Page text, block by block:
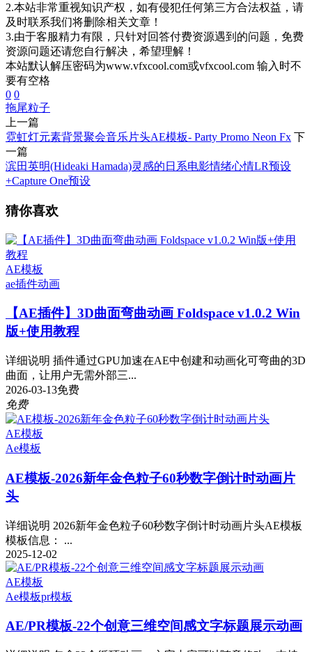
2.本站非常重视知识产权，如有侵犯任何第三方合法权益，请
及时联系我们将删除相关文章！
3.由于客服精力有限，只针对回答付费资源遇到的问题，免费
资源问题还请您自行解决，希望理解！
本站默认解压密码为www.vfxcool.com或vfxcool.com 输入时不
要有空格
0 0
拖尾粒子
上一篇
霓虹灯元素背景聚会音乐片头AE模板- Party Promo Neon Fx 下
一篇
滨田英明(Hideaki Hamada)灵感的日系电影情绪心情LR预设
+Capture One预设
猜你喜欢
AE模板
ae插件动画
【AE插件】3D曲面弯曲动画 Foldspace v1.0.2 Win
版+使用教程
详细说明 插件通过GPU加速在AE中创建和动画化可弯曲的3D
曲面，让用户无需外部三...
2026-03-13免费
免费
AE模板
Ae模板
AE模板-2026新年金色粒子60秒数字倒计时动画片
头
详细说明 2026新年金色粒子60秒数字倒计时动画片头AE模板
模板信息： ...
2025-12-02
AE模板
Ae模板pr模板
AE/PR模板-22个创意三维空间感文字标题展示动画